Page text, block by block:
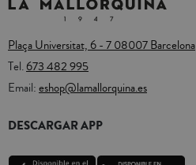
Plaça Universitat, 6 - 7 08007 Barcelona
Tel.673 482 995
Email:eshop@lamallorquina.es
DESCARGAR APP